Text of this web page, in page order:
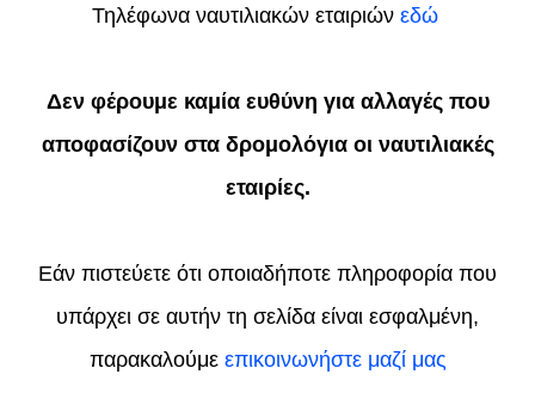
Τηλέφωνα ναυτιλιακών εταιριών εδώ
Δεν φέρουμε καμία ευθύνη για αλλαγές που
αποφασίζουν στα δρομολόγια οι ναυτιλιακές
εταιρίες.
Εάν πιστεύετε ότι οποιαδήποτε πληροφορία που
υπάρχει σε αυτήν τη σελίδα είναι εσφαλμένη,
παρακαλούμε επικοινωνήστε μαζί μας